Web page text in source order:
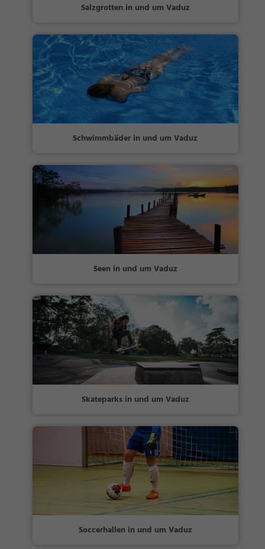
Salzgrotten in und um Vaduz
Schwimmbäder in und um Vaduz
Seen in und um Vaduz
Skateparks in und um Vaduz
Soccerhallen in und um Vaduz